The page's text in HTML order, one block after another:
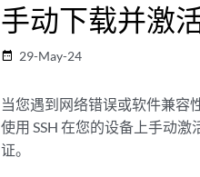
手动下载并激
date_range 29-May-24
当您遇到网络错误或软件兼容
使用 SSH 在您的设备上手动
证。